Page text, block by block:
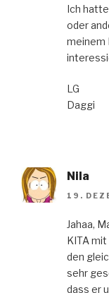
Ich
oder
meinem
LG
Daggi
Nila
19.
Jahaa,
KITA
den
sehr
dass er